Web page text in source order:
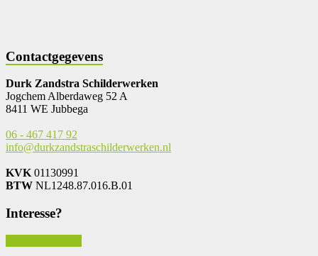
Contactgegevens
Durk Zandstra Schilderwerken
Jogchem Alberdaweg 52 A
8411 WE Jubbega
06 - 467 417 92
info@durkzandstraschilderwerken.nl
KVK 01130991
BTW NL1248.87.016.B.01
Interesse?